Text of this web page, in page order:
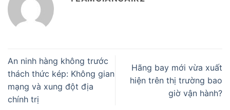
An ninh hàng không trước
thách thức kép: Không gian
mạng và xung đột địa
chính trị
Hãng bay mới vừa xuất
hiện trên thị trường bao
giờ vận hành?